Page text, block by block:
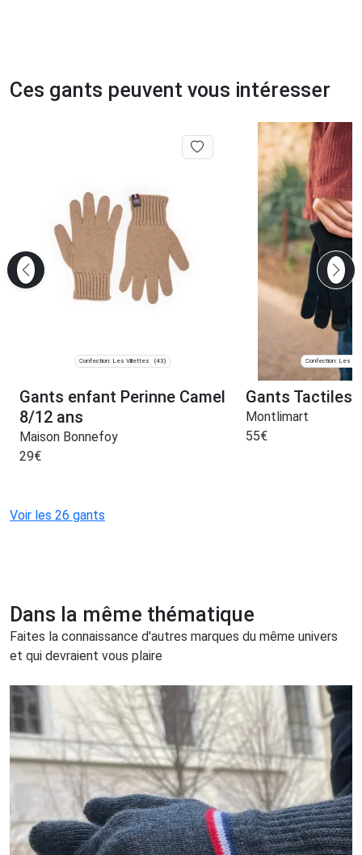
Ces gants peuvent vous intéresser
Confection: Les Villettes (43)
Gants enfant Perinne Camel
8/12 ans
Maison Bonnefoy
29€
Confection: Les
Gants Tactiles
Montlimart
55€
Voir les 26 gants
Dans la même thématique
Faites la connaissance d'autres marques du même univers
et qui devraient vous plaire